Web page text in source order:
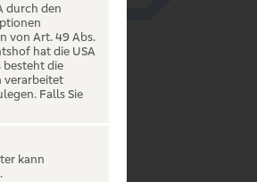
durch den
von Art. 49 Abs.
hat die USA
besteht die
verarbeitet
Falls Sie
kann